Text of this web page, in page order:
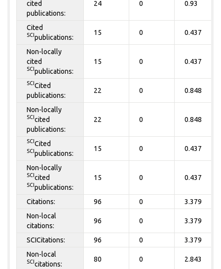
cited
publications:
24 0 0.93
Cited
SCI publications:
15 0 0.437
Non-locally
cited
SCI publications:
15 0 0.437
SCI Cited
publications:
22 0 0.848
Non-locally
SCI cited
publications:
22 0 0.848
SCI Cited
SCI publications:
15 0 0.437
Non-locally
SCI cited
SCI publications:
15 0 0.437
Citations: 96 0
3.379
Non-local
citations:
96 0 3.379
SCICitations: 96 0
3.379
Non-local
SCI citations:
80 0 2.843